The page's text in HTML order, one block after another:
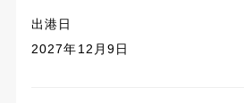
出港日
2027年12月9日